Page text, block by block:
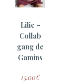
Lilie –
Collab
gang de
Gamins
15.00€